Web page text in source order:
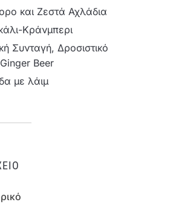
και Ζεστά Αχλάδια
Κράνμπερι
Συνταγή, Δροσιστικό
Beer
με λάιμ